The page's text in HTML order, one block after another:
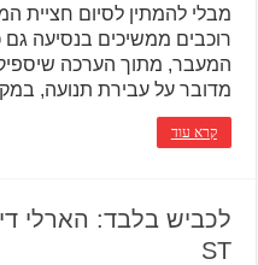
מבלי להמתין לסיום חציית
רוכבים ממשיכים בנסיעה
המעבר, מתוך הערכה
מדובר על עבירת תנועה,
קרא עוד
ST